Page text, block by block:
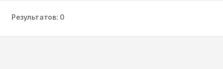
Результатов: 0